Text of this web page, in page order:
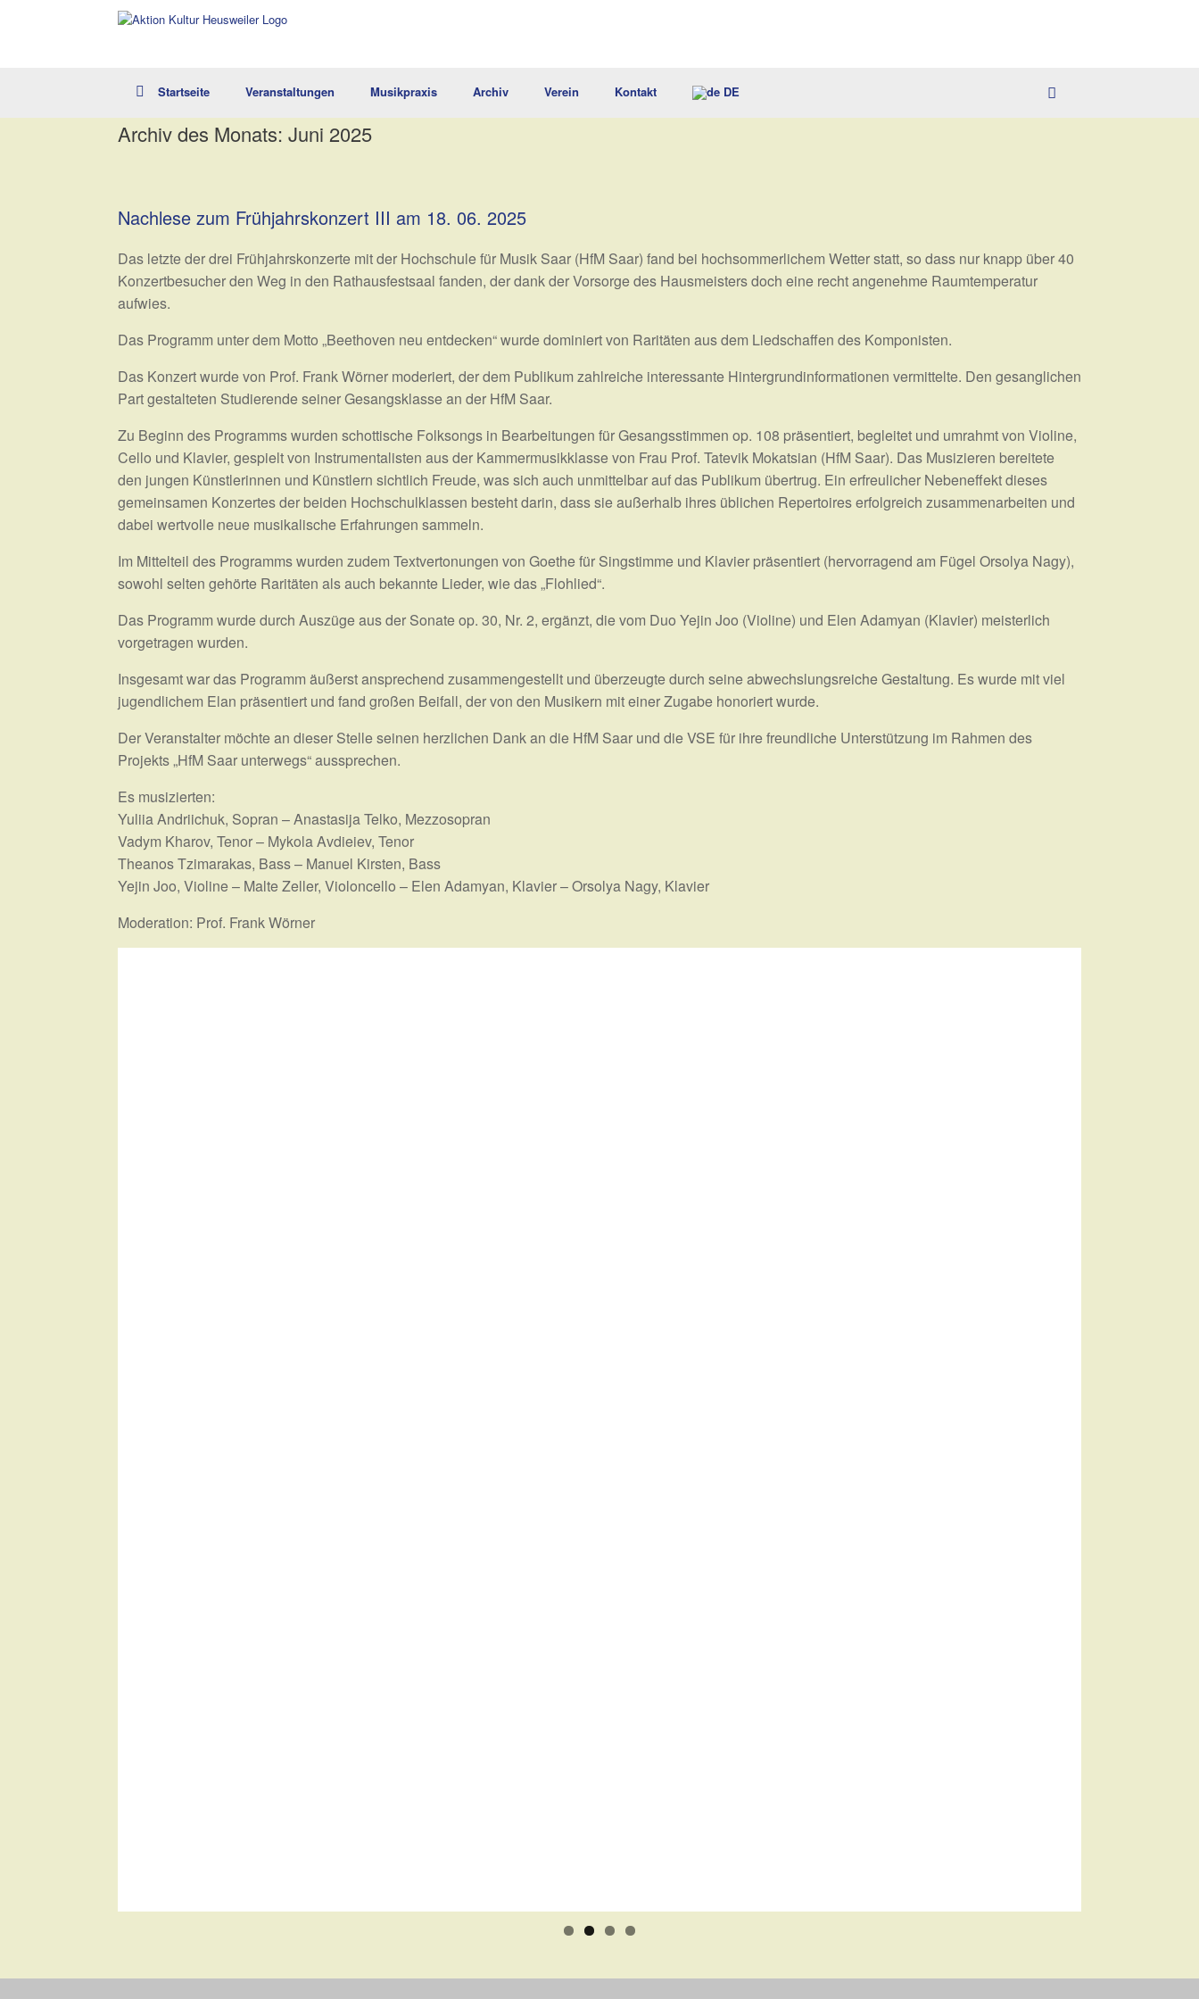
Startseite Veranstaltungen Musikpraxis Archiv Verein Kontakt DE
Archiv des Monats: Juni 2025
Nachlese zum Frühjahrskonzert III am 18. 06. 2025
Das letzte der drei Frühjahrskonzerte mit der Hochschule für Musik Saar (HfM Saar) fand bei hochsommerlichem Wetter statt, so dass nur knapp über 40
Konzertbesucher den Weg in den Rathausfestsaal fanden, der dank der Vorsorge des Hausmeisters doch eine recht angenehme Raumtemperatur
aufwies.
Das Programm unter dem Motto „Beethoven neu entdecken“ wurde dominiert von Raritäten aus dem Liedschaffen des Komponisten.
Das Konzert wurde von Prof. Frank Wörner moderiert, der dem Publikum zahlreiche interessante Hintergrundinformationen vermittelte. Den gesanglichen
Part gestalteten Studierende seiner Gesangsklasse an der HfM Saar.
Zu Beginn des Programms wurden schottische Folksongs in Bearbeitungen für Gesangsstimmen op. 108 präsentiert, begleitet und umrahmt von Violine,
Cello und Klavier, gespielt von Instrumentalisten aus der Kammermusikklasse von Frau Prof. Tatevik Mokatsian (HfM Saar). Das Musizieren bereitete
den jungen Künstlerinnen und Künstlern sichtlich Freude, was sich auch unmittelbar auf das Publikum übertrug. Ein erfreulicher Nebeneffekt dieses
gemeinsamen Konzertes der beiden Hochschulklassen besteht darin, dass sie außerhalb ihres üblichen Repertoires erfolgreich zusammenarbeiten und
dabei wertvolle neue musikalische Erfahrungen sammeln.
Im Mittelteil des Programms wurden zudem Textvertonungen von Goethe für Singstimme und Klavier präsentiert (hervorragend am Fügel Orsolya Nagy),
sowohl selten gehörte Raritäten als auch bekannte Lieder, wie das „Flohlied“.
Das Programm wurde durch Auszüge aus der Sonate op. 30, Nr. 2, ergänzt, die vom Duo Yejin Joo (Violine) und Elen Adamyan (Klavier) meisterlich
vorgetragen wurden.
Insgesamt war das Programm äußerst ansprechend zusammengestellt und überzeugte durch seine abwechslungsreiche Gestaltung. Es wurde mit viel
jugendlichem Elan präsentiert und fand großen Beifall, der von den Musikern mit einer Zugabe honoriert wurde.
Der Veranstalter möchte an dieser Stelle seinen herzlichen Dank an die HfM Saar und die VSE für ihre freundliche Unterstützung im Rahmen des
Projekts „HfM Saar unterwegs“ aussprechen.
Es musizierten:
Yuliia Andriichuk, Sopran – Anastasija Telko, Mezzosopran
Vadym Kharov, Tenor – Mykola Avdieiev, Tenor
Theanos Tzimarakas, Bass – Manuel Kirsten, Bass
Yejin Joo, Violine – Malte Zeller, Violoncello – Elen Adamyan, Klavier – Orsolya Nagy, Klavier
Moderation: Prof. Frank Wörner